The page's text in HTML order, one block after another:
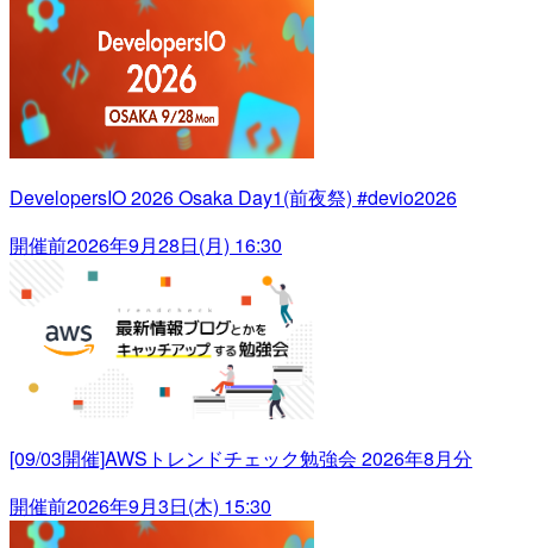
DevelopersIO 2026 Osaka Day1(前夜祭) #devio2026
開催前2026年9月28日(月) 16:30
[09/03開催]AWSトレンドチェック勉強会 2026年8月分
開催前2026年9月3日(木) 15:30